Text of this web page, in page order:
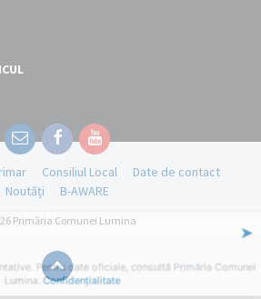
EmailFacebookYouTube
Consiliul Local
Date de contact
Noutăți
B-AWARE
Primăria Comunei Lumina